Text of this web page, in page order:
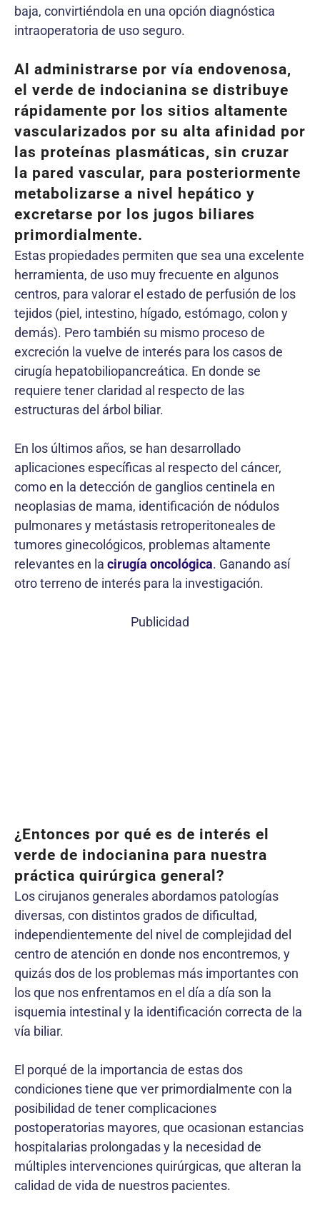
baja, convirtiéndola en una opción diagnóstica
intraoperatoria de uso seguro.
Al administrarse por vía endovenosa,
el verde de indocianina se distribuye
rápidamente por los sitios altamente
vascularizados por su alta afinidad por
las proteínas plasmáticas, sin cruzar
la pared vascular, para posteriormente
metabolizarse a nivel hepático y
excretarse por los jugos biliares
primordialmente.
Estas propiedades permiten que sea una excelente
herramienta, de uso muy frecuente en algunos
centros, para valorar el estado de perfusión de los
tejidos (piel, intestino, hígado, estómago, colon y
demás). Pero también su mismo proceso de
excreción la vuelve de interés para los casos de
cirugía hepatobiliopancreática. En donde se
requiere tener claridad al respecto de las
estructuras del árbol biliar.
En los últimos años, se han desarrollado
aplicaciones específicas al respecto del cáncer,
como en la detección de ganglios centinela en
neoplasias de mama, identificación de nódulos
pulmonares y metástasis retroperitoneales de
tumores ginecológicos, problemas altamente
relevantes en la cirugía oncológica. Ganando así
otro terreno de interés para la investigación.
Publicidad
¿Entonces por qué es de interés el
verde de indocianina para nuestra
práctica quirúrgica general?
Los cirujanos generales abordamos patologías
diversas, con distintos grados de dificultad,
independientemente del nivel de complejidad del
centro de atención en donde nos encontremos, y
quizás dos de los problemas más importantes con
los que nos enfrentamos en el día a día son la
isquemia intestinal y la identificación correcta de la
vía biliar.
El porqué de la importancia de estas dos
condiciones tiene que ver primordialmente con la
posibilidad de tener complicaciones
postoperatorias mayores, que ocasionan estancias
hospitalarias prolongadas y la necesidad de
múltiples intervenciones quirúrgicas, que alteran la
calidad de vida de nuestros pacientes.